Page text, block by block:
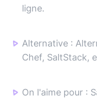
ligne.
Alternative :
Chef, SaltStack,
On l'aime pour :